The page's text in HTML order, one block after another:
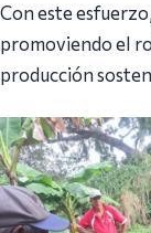
Con este
promoviendo el
producción